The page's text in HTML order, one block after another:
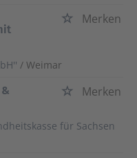
Merken
/ Weimar
Merken
für Sachsen